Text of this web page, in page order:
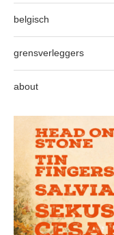
belgisch
grensverleggers
about